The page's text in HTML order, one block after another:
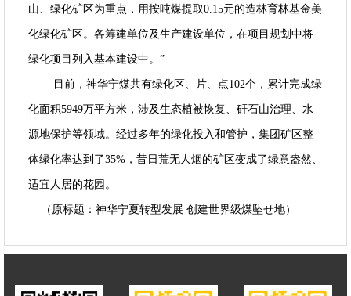
山、绿化矿区为重点，用按吨煤提取0.15元的造林育林基金美
化绿化矿区。各筹建单位及生产建设单位，在项目规划中将
绿化项目列入基本建设中。”
目前，神华宁煤共有绿化区、片、点102个，累计完成绿
化面积5949万平方米，涉及生态植被恢复、矸石山治理、水
源地保护等领域。经过多年的绿化投入和管护，集团矿区整
体绿化率达到了35%，昔日荒无人烟的矿区变成了绿意盎然、
适宜人居的花园。
（原标题：神华宁夏转型发展 创建世界级煤坠せ地）